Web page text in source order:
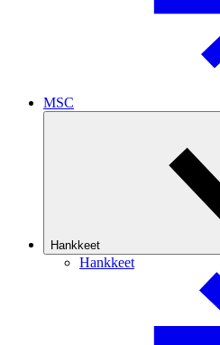
MSC
Hankkeet
Hankkeet